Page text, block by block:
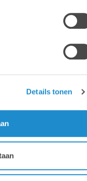
Details tonen
België. Al